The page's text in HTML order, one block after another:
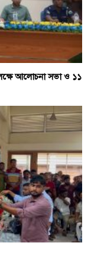
আলোচনা সভা ও ১১